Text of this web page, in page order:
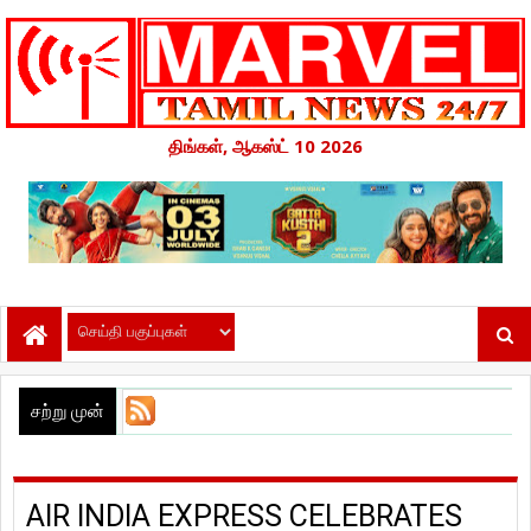
திங்கள், ஆகஸ்ட் 10 2026
சற்று முன்
AIR INDIA EXPRESS CELEBRATES